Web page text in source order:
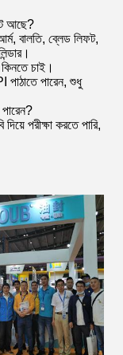
আছে?
বালতি, ব্লেড লিফট,
চাই।
পারেন, শুধু
পরীক্ষা করতে পারি,